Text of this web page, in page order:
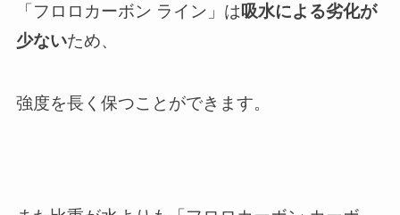
「フロロカーボン ライン」は吸水による劣化が
少ないため、
強度を長く保つことができます。